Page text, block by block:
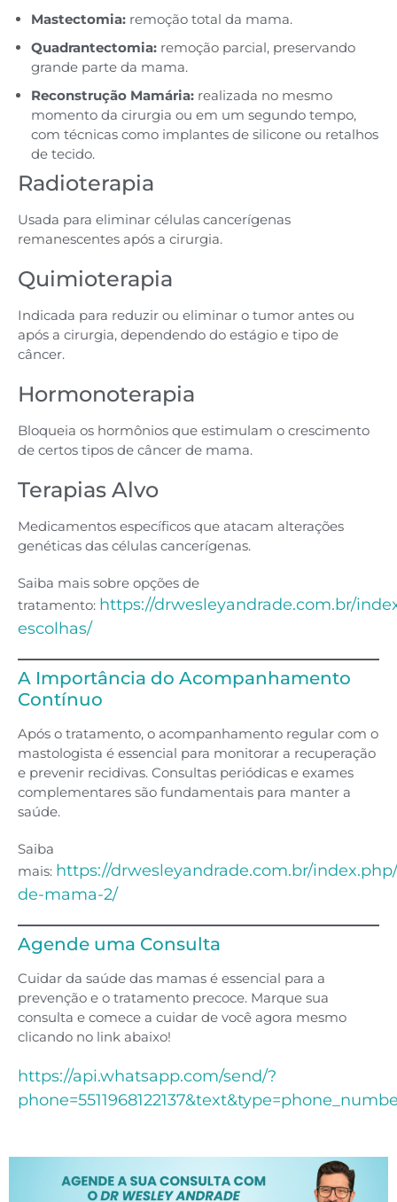
Mastectomia: remoção total da mama.
Quadrantectomia: remoção parcial, preservando
grande parte da mama.
Reconstrução Mamária: realizada no mesmo
momento da cirurgia ou em um segundo tempo,
com técnicas como implantes de silicone ou retalhos
de tecido.
Radioterapia
Usada para eliminar células cancerígenas
remanescentes após a cirurgia.
Quimioterapia
Indicada para reduzir ou eliminar o tumor antes ou
após a cirurgia, dependendo do estágio e tipo de
câncer.
Hormonoterapia
Bloqueia os hormônios que estimulam o crescimento
de certos tipos de câncer de mama.
Terapias Alvo
Medicamentos específicos que atacam alterações
genéticas das células cancerígenas.
Saiba mais sobre opções de
tratamento: https://drwesleyandrade.com.br/
escolhas/
A Importância do Acompanhamento
Contínuo
Após o tratamento, o acompanhamento regular com o
mastologista é essencial para monitorar a recuperação
e prevenir recidivas. Consultas periódicas e exames
complementares são fundamentais para manter a
saúde.
Saiba
mais: https://drwesleyandrade.com.br/
de-mama-2/
Agende uma Consulta
Cuidar da saúde das mamas é essencial para a
prevenção e o tratamento precoce. Marque sua
consulta e comece a cuidar de você agora mesmo
clicando no link abaixo!
https://api.whatsapp.com/send/?